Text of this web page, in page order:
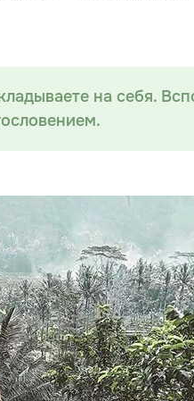
на себя.